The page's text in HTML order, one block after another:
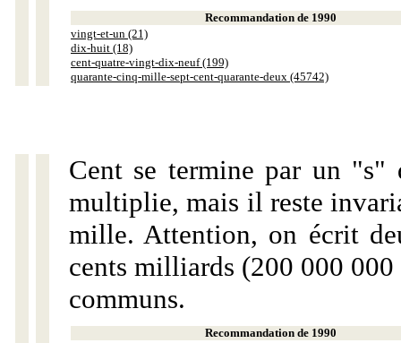
Recommandation de 1990
vingt-et-un (21)
dix-huit (18)
cent-quatre-vingt-dix-neuf (199)
quarante-cinq-mille-sept-cent-quarante-deux (45742)
Cent se termine par un "s"
multiplie, mais il reste
mille. Attention, on écrit
cents milliards (200 000
communs.
Recommandation de 1990